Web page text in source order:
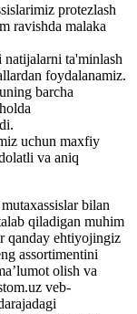
protezlash
ravishda malaka
ta'minlash
foydalanamiz.
barcha
uchun maxfiy
va aniq
bilan
qiladigan muhim
qanday ehtiyojingiz
assortimentini
olish va
veb-